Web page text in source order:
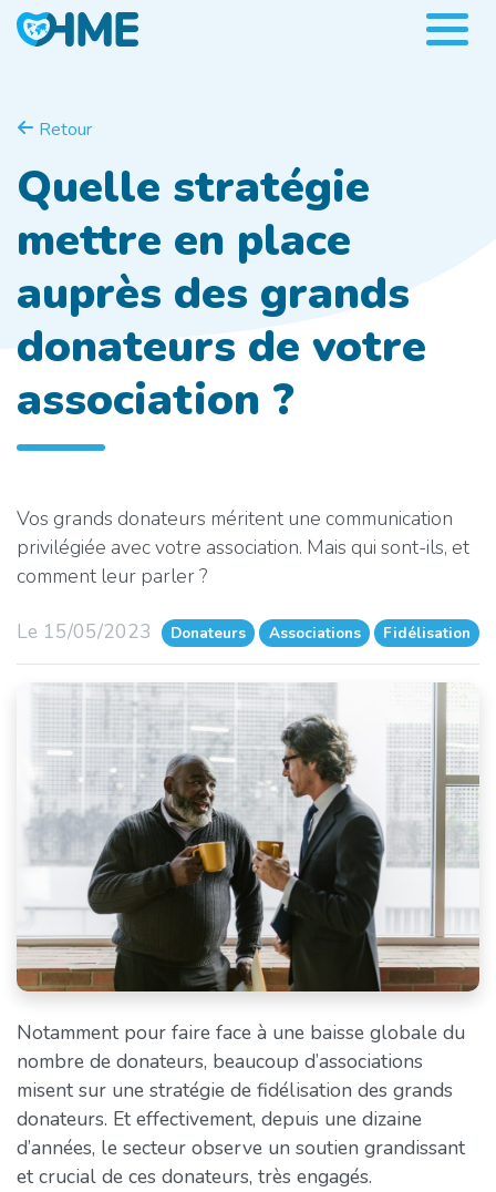
Retour
Quelle stratégie
mettre en place
auprès des grands
donateurs de votre
association ?
Vos grands donateurs méritent une communication
privilégiée avec votre association. Mais qui sont-ils, et
comment leur parler ?
Le 15/05/2023 Donateurs Associations Fidélisation
Notamment pour faire face à une baisse globale du
nombre de donateurs, beaucoup d’associations
misent sur une stratégie de fidélisation des grands
donateurs. Et effectivement, depuis une dizaine
d’années, le secteur observe un soutien grandissant
et crucial de ces donateurs, très engagés.